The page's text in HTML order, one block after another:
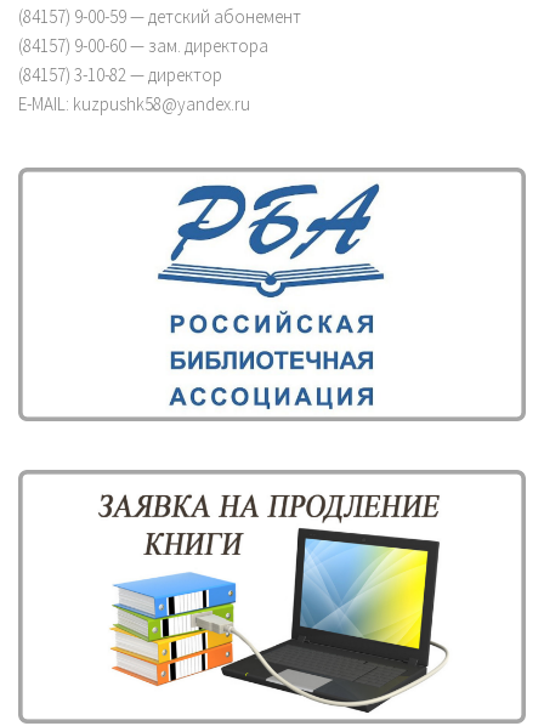
(84157) 9-00-59 — детский абонемент
(84157) 9-00-60 — зам. директора
(84157) 3-10-82 — директор
E-MAIL: kuzpushk58@yandex.ru